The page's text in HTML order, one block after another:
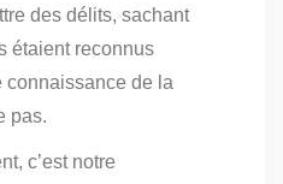
des délits, sachant
étaient reconnus
connaissance de la
pas.
c’est notre